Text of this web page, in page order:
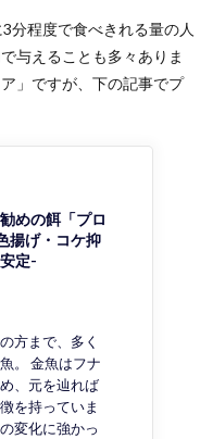
分程度で食べきれる量の人
与えることも多々ありま
」ですが、下の記事でプ
めの餌「プロ
揚げ・コケ抑
定-
方まで、多く
。 金魚はフナ
、元を辿れば
を持っていま
変化に強かっ